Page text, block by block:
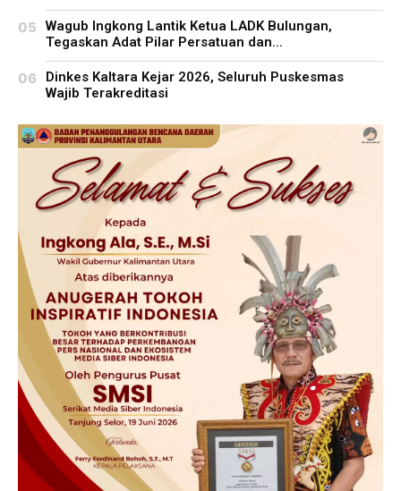
Wagub Ingkong Lantik Ketua LADK Bulungan,
Tegaskan Adat Pilar Persatuan dan...
Dinkes Kaltara Kejar 2026, Seluruh Puskesmas
Wajib Terakreditasi